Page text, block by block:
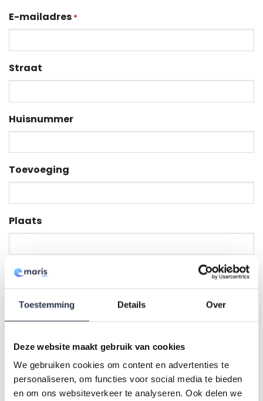
Toestemming Details Over
Deze website maakt gebruik van cookies
We gebruiken cookies om content en advertenties te
personaliseren, om functies voor social media te bieden
en om ons websiteverkeer te analyseren. Ook delen we
E-mailadres *
Straat
Huisnummer
Toevoeging
Plaats
Postcode
Telefoonnummer
Welk pakket zou je willen ontvangen?
Verzorgend wassen